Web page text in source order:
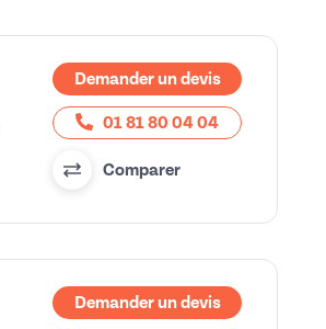
Demander un devis
01 81 80 04 04
Comparer
Demander un devis